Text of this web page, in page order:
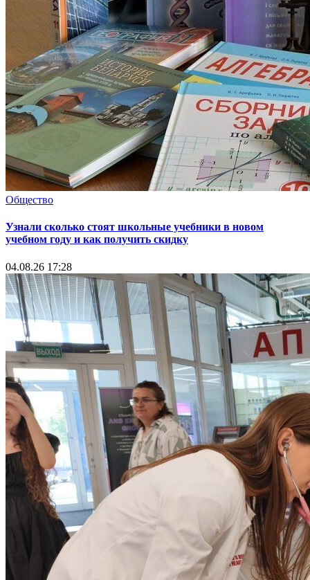
Общество
Узнали сколько стоят школьные учебники в новом
учебном году и как получить скидку
04.08.26 17:28